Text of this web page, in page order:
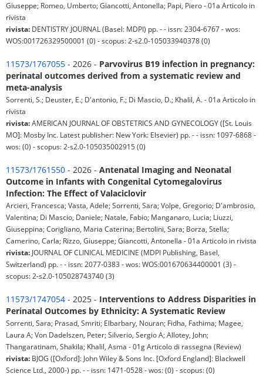
Giuseppe; Romeo, Umberto; Giancotti, Antonella; Papi, Piero - 01a Articolo in
rivista
rivista: DENTISTRY JOURNAL (Basel: MDPI) pp. - - issn: 2304-6767 - wos:
WOS:001726329500001 (0) - scopus: 2-s2.0-105033940378 (0)
11573/1767055 - 2026 - Parvovirus B19 infection in pregnancy:
perinatal outcomes derived from a systematic review and
meta-analysis
Sorrenti, S.; Deuster, E.; D'antonio, F.; Di Mascio, D.; Khalil, A. - 01a Articolo in
rivista
rivista:AMERICAN JOURNAL OF OBSTETRICS AND GYNECOLOGY ([St. Louis
MO]: Mosby Inc. Latest publisher: New York: Elsevier) pp. - - issn: 1097-6868 -
wos: (0) - scopus: 2-s2.0-105035002915 (0)
11573/1761550 - 2026 - Antenatal Imaging and Neonatal
Outcome in Infants with Congenital Cytomegalovirus
Infection: The Effect of Valaciclovir
Arcieri, Francesca; Vasta, Adele; Sorrenti, Sara; Volpe, Gregorio; D'ambrosio,
Valentina; Di Mascio, Daniele; Natale, Fabio; Manganaro, Lucia; Liuzzi,
Giuseppina; Corigliano, Maria Caterina; Bertolini, Sara; Borza, Stella;
Camerino, Carla; Rizzo, Giuseppe; Giancotti, Antonella - 01a Articolo in rivista
rivista: JOURNAL OF CLINICAL MEDICINE (MDPI Publishing, Basel,
Switzerland) pp. - - issn: 2077-0383 - wos: WOS:001670634400001 (3) -
scopus: 2-s2.0-105028743740 (3)
11573/1747054 - 2025 - Interventions to Address Disparities in
Perinatal Outcomes by Ethnicity: A Systematic Review
Sorrenti, Sara; Prasad, Smriti; Elbarbary, Nouran; Fidha, Fathima; Magee,
Laura A; Von Dadelszen, Peter; Silverio, Sergio A; Allotey, John;
Thangaratinam, Shakila; Khalil, Asma - 01g Articolo di rassegna (Review)
rivista: BJOG ([Oxford]: John Wiley & Sons Inc. [Oxford England]: Blackwell
Science Ltd., 2000-) pp. - - issn: 1471-0528 - wos: (0) - scopus: (0)